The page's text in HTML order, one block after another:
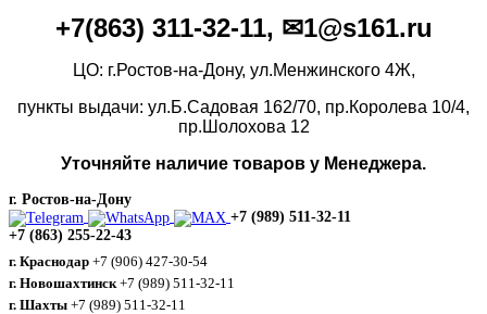
+7(863) 311-32-11, ✉1@s161.ru
ЦО: г.Ростов-на-Дону, ул.Менжинского 4Ж,
пункты выдачи: ул.Б.Садовая 162/70, пр.Королева 10/4,
пр.Шолохова 12
Уточняйте наличие товаров у Менеджера.
г. Ростов-на-Дону
+7 (989) 511-32-11
+7 (863) 255-22-43
г. Краснодар +7 (906) 427-30-54
г. Новошахтинск +7 (989) 511-32-11
г. Шахты +7 (989) 511-32-11